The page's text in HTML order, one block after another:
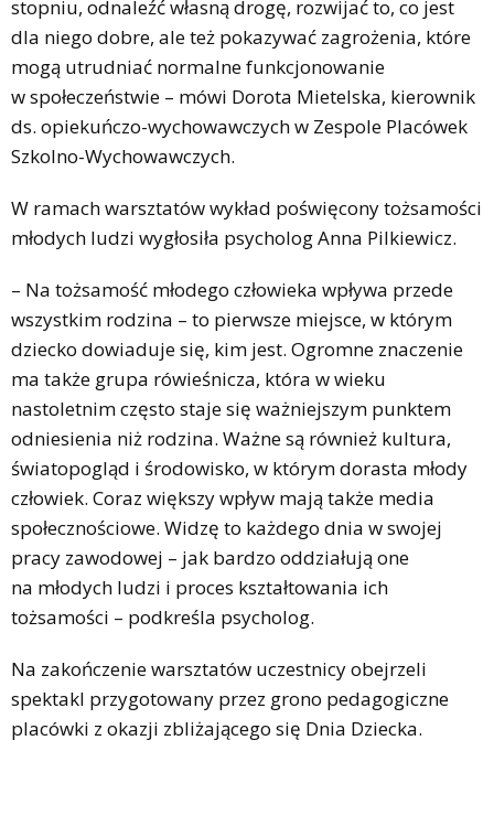
stopniu, odnaleźć własną drogę, rozwijać to, co jest
dla niego dobre, ale też pokazywać zagrożenia, które
mogą utrudniać normalne funkcjonowanie
w społeczeństwie – mówi Dorota Mietelska, kierownik
ds. opiekuńczo-wychowawczych w Zespole Placówek
Szkolno-Wychowawczych.
W ramach warsztatów wykład poświęcony tożsamości
młodych ludzi wygłosiła psycholog Anna Pilkiewicz.
– Na tożsamość młodego człowieka wpływa przede
wszystkim rodzina – to pierwsze miejsce, w którym
dziecko dowiaduje się, kim jest. Ogromne znaczenie
ma także grupa rówieśnicza, która w wieku
nastoletnim często staje się ważniejszym punktem
odniesienia niż rodzina. Ważne są również kultura,
światopogląd i środowisko, w którym dorasta młody
człowiek. Coraz większy wpływ mają także media
społecznościowe. Widzę to każdego dnia w swojej
pracy zawodowej – jak bardzo oddziałują one
na młodych ludzi i proces kształtowania ich
tożsamości – podkreśla psycholog.
Na zakończenie warsztatów uczestnicy obejrzeli
spektakl przygotowany przez grono pedagogiczne
placówki z okazji zbliżającego się Dnia Dziecka.